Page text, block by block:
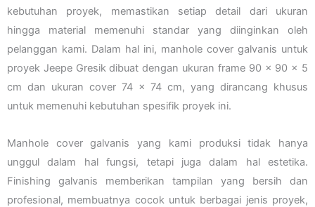
kebutuhan proyek, memastikan setiap detail dari ukuran
hingga material memenuhi standar yang diinginkan oleh
pelanggan kami. Dalam hal ini, manhole cover galvanis untuk
proyek Jeepe Gresik dibuat dengan ukuran frame 90 x 90 x 5
cm dan ukuran cover 74 x 74 cm, yang dirancang khusus
untuk memenuhi kebutuhan spesifik proyek ini.
Manhole cover galvanis yang kami produksi tidak hanya
unggul dalam hal fungsi, tetapi juga dalam hal estetika.
Finishing galvanis memberikan tampilan yang bersih dan
profesional, membuatnya cocok untuk berbagai jenis proyek,